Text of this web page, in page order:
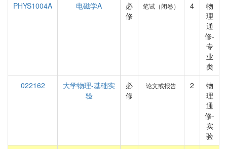
PHYS1004A
电磁学A
必
修
笔试（闭卷） 4
物
理
通
修-
专
业
类
022162
大学物理-基础实
验
必
修
论文或报告 2
物
理
通
修-
实
验